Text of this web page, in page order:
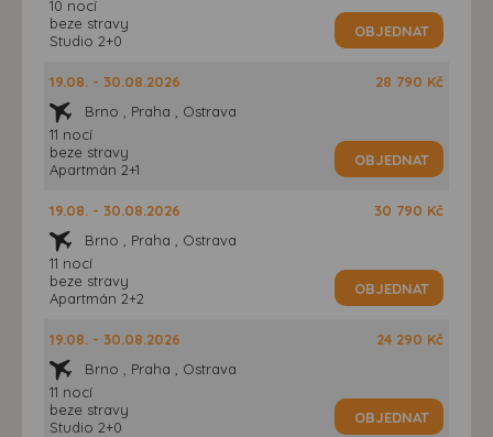
10 nocí
beze stravy
Studio 2+0
OBJEDNAT
19.08. - 30.08.2026
Brno , Praha , Ostrava
11 nocí
beze stravy
Apartmán 2+1
28 790 Kč
OBJEDNAT
19.08. - 30.08.2026
Brno , Praha , Ostrava
11 nocí
beze stravy
Apartmán 2+2
30 790 Kč
OBJEDNAT
19.08. - 30.08.2026
Brno , Praha , Ostrava
11 nocí
beze stravy
Studio 2+0
24 290 Kč
OBJEDNAT